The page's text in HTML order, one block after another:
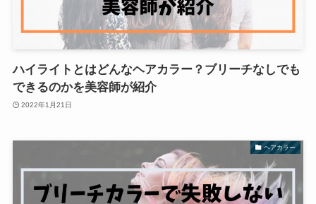
ハイライトとはどんなヘアカラー？ブリーチなしでも
できるのかを美容師が紹介
2022年1月21日
ヘアカラー